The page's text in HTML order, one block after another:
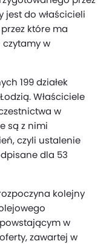
jest do właścicieli
które ma
w
199 działek
Właściciele
w
są z nimi
czyli ustalenie
dla 53
kolejny
w
zawartej w